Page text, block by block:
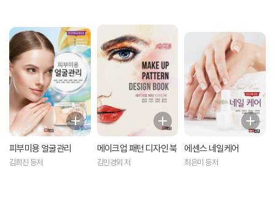
피부미용 얼굴관리
김희진 등저
메이크업 패턴 디자인 북
김민경외 저
에센스 네일케어
최은미 등저